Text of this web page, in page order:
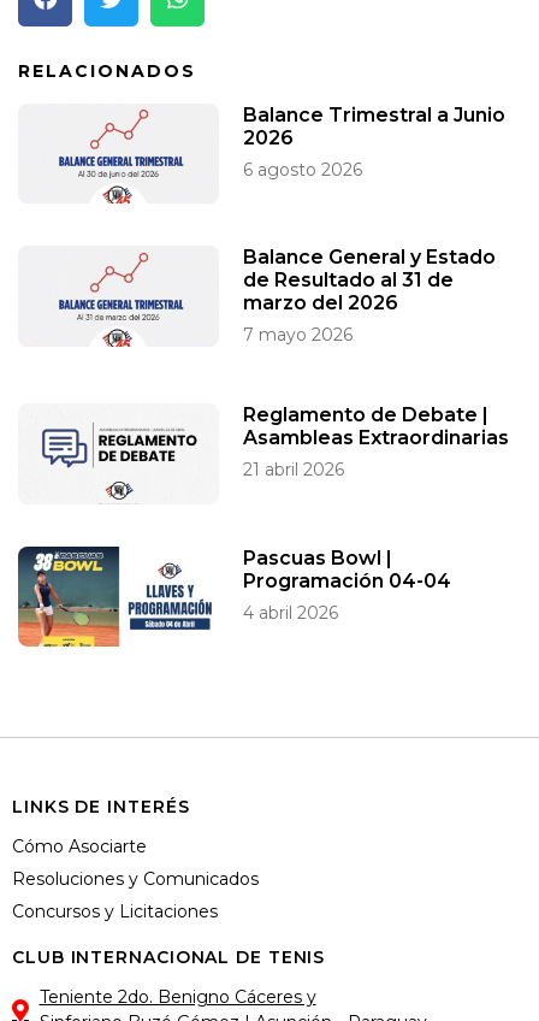
RELACIONADOS
Balance Trimestral a Junio
2026
6 agosto 2026
Balance General y Estado
de Resultado al 31 de
marzo del 2026
7 mayo 2026
Reglamento de Debate |
Asambleas Extraordinarias
21 abril 2026
Pascuas Bowl |
Programación 04-04
4 abril 2026
LINKS DE INTERÉS
Cómo Asociarte
Resoluciones y Comunicados
Concursos y Licitaciones
CLUB INTERNACIONAL DE TENIS
Teniente 2do. Benigno Cáceres y